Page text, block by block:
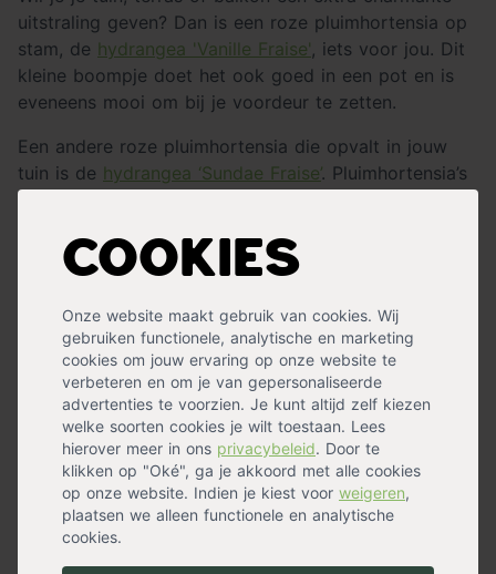
Cookies
Onze website maakt gebruik van cookies. Wij
gebruiken functionele, analytische en marketing
cookies om jouw ervaring op onze website te
verbeteren en om je van gepersonaliseerde
advertenties te voorzien. Je kunt altijd zelf kiezen
welke soorten cookies je wilt toestaan. Lees
hierover meer in ons privacybeleid. Door te
klikken op "Oké", ga je akkoord met alle cookies
op onze website. Indien je kiest voor weigeren,
plaatsen we alleen functionele en analytische
cookies.
uitstraling geven? Dan is een roze pluimhortensia op
stam, de hydrangea 'Vanille Fraise', iets voor jou. Dit
kleine boompje doet het ook goed in een pot en is
eveneens mooi om bij je voordeur te zetten.
Een andere roze pluimhortensia die opvalt in jouw
tuin is de hydrangea ‘Sundae Fraise’. Pluimhortensia’s
kenmerken zichzelf door hun pluimvormige bloemen
witte hortensia wordt roze tijdens de bloeitijd en zal
zo jouw tuin helemaal opfleuren!
Boerenhortensia roze
Zo verzorg je de roze hortensia
De roze hortensia is een makkelijke plant. De plant is